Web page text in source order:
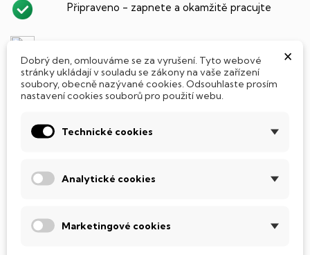
Připraveno - zapnete a okamžitě pracujte
Tento notebook je vybaven
diskem, který na rozdíl od starších magnetických HDD
součástmi a je tak mnohem méně náchylný
k mechanickému poškození. Díky použití elektronické
×
Dobrý den, omlouváme se za vyrušení. Tyto webové
stránky ukládají v souladu se zákony na vaše zařízení
soubory, obecně nazývané cookies. Odsouhlaste prosím
nastavení cookies souborů pro použití webu.
Technické cookies
Analytické cookies
Marketingové cookies